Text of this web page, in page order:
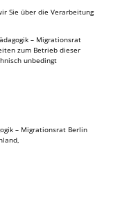
Sie über die Verarbeitung
– Migrationsrat
zum Betrieb dieser
unbedingt
– Migrationsrat Berlin